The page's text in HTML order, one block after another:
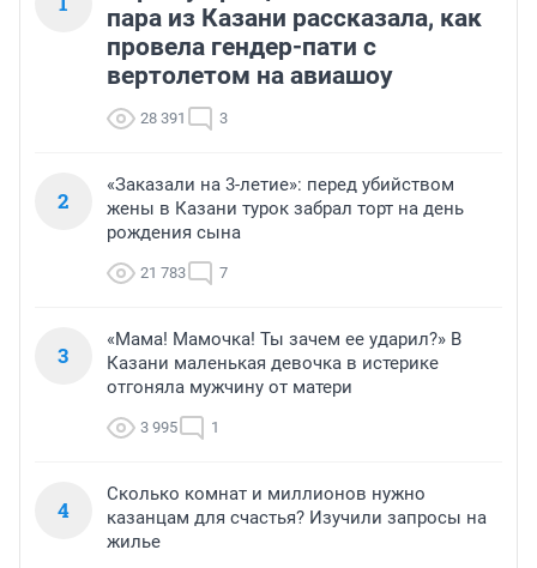
пара из Казани рассказала, как
провела гендер-пати с
вертолетом на авиашоу
28 391 3
2
«Заказали на 3-летие»: перед убийством
жены в Казани турок забрал торт на день
рождения сына
21 783 7
3
«Мама! Мамочка! Ты зачем ее ударил?» В
Казани маленькая девочка в истерике
отгоняла мужчину от матери
3 995 1
4
Сколько комнат и миллионов нужно
казанцам для счастья? Изучили запросы на
жилье